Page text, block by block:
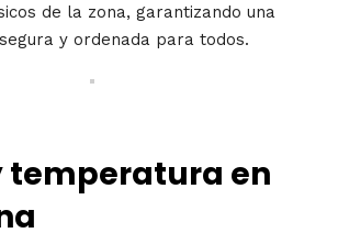
de la zona, garantizando una
y ordenada para todos.
temperatura en